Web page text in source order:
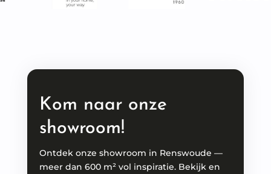
Kom naar onze
showroom!
Ontdek onze showroom in Renswoude —
meer dan 600 m² vol inspiratie. Bekijk en